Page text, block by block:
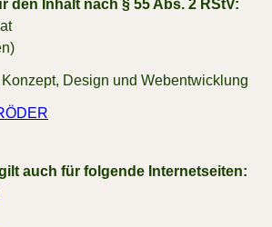
den Inhalt nach § 55 Abs. 2 RStV:
De­sign und Webent­wick­lung
auch für folgende Internetseiten: